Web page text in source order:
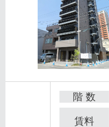
階 数
賃料